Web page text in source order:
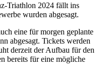
Triathlon 2024 fällt ins
wurden abgesagt.
eine für morgen geplante
abgesagt. Tickets werden
derzeit der Aufbau für den
bereits für eine mögliche